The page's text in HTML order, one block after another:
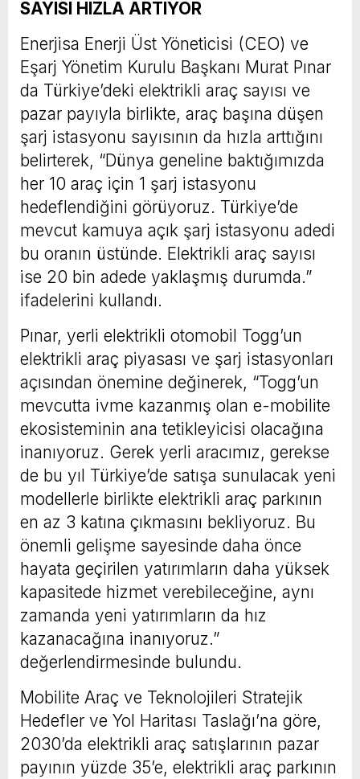
SAYISI HIZLA ARTIYOR
Enerjisa Enerji Üst Yöneticisi (CEO) ve
Eşarj Yönetim Kurulu Başkanı Murat Pınar
da Türkiye’deki elektrikli araç sayısı ve
pazar payıyla birlikte, araç başına düşen
şarj istasyonu sayısının da hızla arttığını
belirterek, “Dünya geneline baktığımızda
her 10 araç için 1 şarj istasyonu
hedeflendiğini görüyoruz. Türkiye’de
mevcut kamuya açık şarj istasyonu adedi
bu oranın üstünde. Elektrikli araç sayısı
ise 20 bin adede yaklaşmış durumda.”
ifadelerini kullandı.
Pınar, yerli elektrikli otomobil Togg’un
elektrikli araç piyasası ve şarj istasyonları
açısından önemine değinerek, “Togg’un
mevcutta ivme kazanmış olan e-mobilite
ekosisteminin ana tetikleyicisi olacağına
inanıyoruz. Gerek yerli aracımız, gerekse
de bu yıl Türkiye’de satışa sunulacak yeni
modellerle birlikte elektrikli araç parkının
en az 3 katına çıkmasını bekliyoruz. Bu
önemli gelişme sayesinde daha önce
hayata geçirilen yatırımların daha yüksek
kapasitede hizmet verebileceğine, aynı
zamanda yeni yatırımların da hız
kazanacağına inanıyoruz.”
değerlendirmesinde bulundu.
Mobilite Araç ve Teknolojileri Stratejik
Hedefler ve Yol Haritası Taslağı’na göre,
2030’da elektrikli araç satışlarının pazar
payının yüzde 35’e, elektrikli araç parkının